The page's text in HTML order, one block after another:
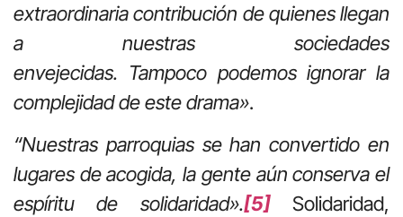
extraordinaria contribución de quienes llegan
a nuestras sociedades
envejecidas. Tampoco podemos ignorar la
complejidad de este drama».
“Nuestras parroquias se han convertido en
lugares de acogida, la gente aún conserva el
espíritu de solidaridad».[5]Solidaridad,